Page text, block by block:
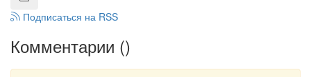
Подписаться на RSS
Комментарии ()